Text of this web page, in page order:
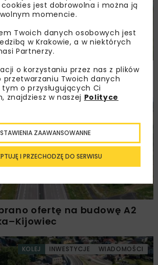
na węzłach A4.
pięć węzłów
ofertę na budowę A2
KOLEJ INWESTYCJE WIADOMOŚCI
jest dobrowolna i można ją
momencie.
Twoich danych osobowych jest
w Krakowie, a w niektórych
Partnerzy.
o korzystaniu przez nas z plików
przetwarzaniu Twoich danych
o przysługujących Ci
znajdziesz w naszej Polityce
I PRZECHODZĘ DO SERWISU
ZAAWANSOWANNE